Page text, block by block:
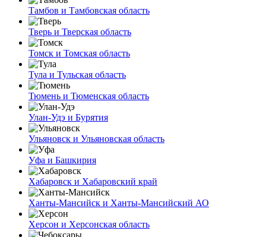
Тамбов и Тамбовская область
Тверь и Тверская область
Томск и Томская область
Тула и Тульская область
Тюмень и Тюменская область
Улан-Удэ и Бурятия
Ульяновск и Ульяновская область
Уфа и Башкирия
Хабаровск и Хабаровский край
Ханты-Мансийск и Ханты-Мансийский АО
Херсон и Херсонская область